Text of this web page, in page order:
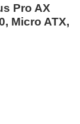
Pro AX
Micro ATX,